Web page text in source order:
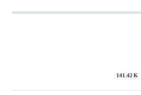
141.42 K